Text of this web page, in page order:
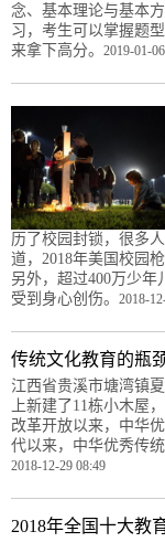
念、基本理论与基本
习，考生可以掌握题
来拿下高分。 2019-01-
历了校园封锁，很多
道，2018年美国校园
另外，超过400万少年
受到身心创伤。 2018-
传统文化教育的瓶
江西省贵溪市塘湾镇
上新建了11栋小木屋
改革开放以来，中华
代以来，中华优秀传
2018-12-29 08:49
2018年全国十大教